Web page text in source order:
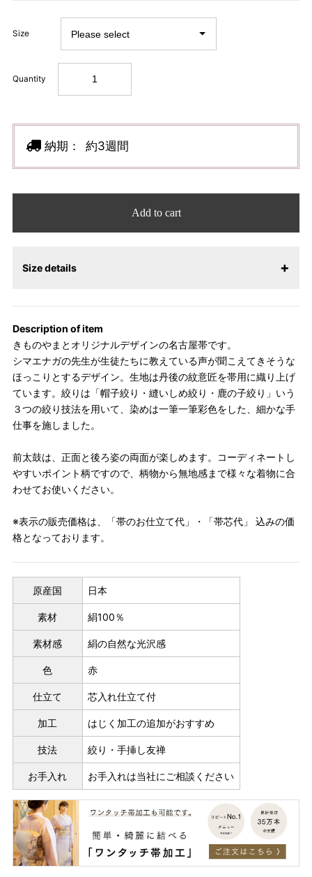
Size
Quantity
納期： 約3週間
Add to cart
Size details
Description of item
きものやまとオリジナルデザインの名古屋帯です。
シマエナガの先生が生徒たちに教えている声が聞こえてきそうな
ほっこりとするデザイン。生地は丹後の紋意匠を帯用に織り上げ
ています。絞りは「帽子絞り・縫いしめ絞り・鹿の子絞り」いう
３つの絞り技法を用いて、染めは一筆一筆彩色をした、細かな手
仕事を施しました。
前太鼓は、正面と後ろ姿の両面が楽しめます。コーディネートし
やすいポイント柄ですので、柄物から無地感まで様々な着物に合
わせてお使いください。
※表示の販売価格は、「帯のお仕立て代」・「帯芯代」 込みの価
格となっております。
原産国 日本
素材 絹100％
素材感 絹の自然な光沢感
色 赤
仕立て 芯入れ仕立て付
加工 はじく加工の追加がおすすめ
技法 絞り・手挿し友禅
お手入れ お手入れは当社にご相談ください